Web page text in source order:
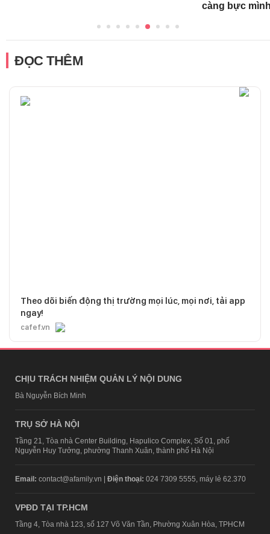
càng bực
ĐỌC THÊM
Theo dõi biến động thị trường mọi lúc, mọi nơi, tải app
ngay!
cafef.vn
CHỊU TRÁCH NHIỆM QUẢN LÝ NỘI DUNG
Bà Nguyễn Bích Minh
TRỤ SỞ HÀ NỘI
Tầng 21, Tòa nhà Center Building, Hapulico Complex, Số 01, phố
Nguyễn Huy Tưởng, phường Thanh Xuân, thành phố Hà Nội
Email: contact@afamily.vn | Điện thoại: 024 7309 5555, máy lẻ 62.370
VPĐD TẠI TP.HCM
Tầng 4, Tòa nhà 123, số 127 Võ Văn Tần, Phường Xuân Hòa, TPHCM